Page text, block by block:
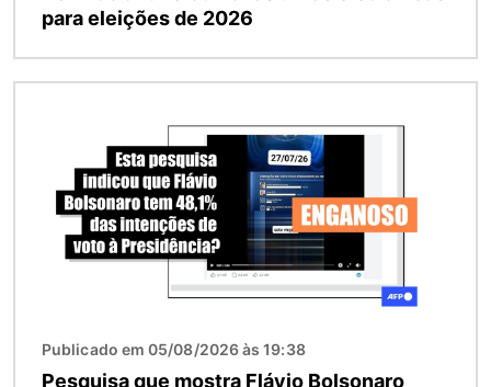
para eleições de 2026
Publicado em 05/08/2026 às 19:38
Pesquisa que mostra Flávio Bolsonaro